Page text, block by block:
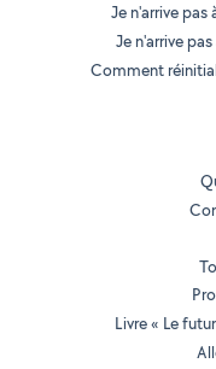
Je n'arrive
Je n'arrive
Comment
Livre « Le